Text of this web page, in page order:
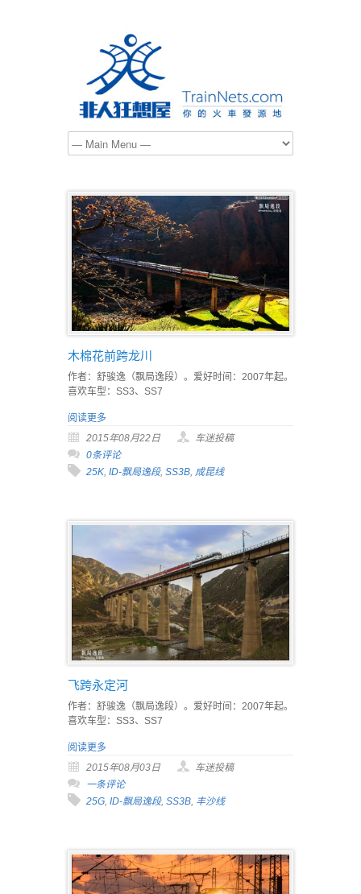
木棉花前跨龙川
作者：舒骏逸（飘局逸段）。爱好时间：2007年起。
喜欢车型：SS3、SS7
阅读更多
2015年08月22日
车迷投稿
0条评论
25K, ID-飘局逸段, SS3B, 成昆线
飞跨永定河
作者：舒骏逸（飘局逸段）。爱好时间：2007年起。
喜欢车型：SS3、SS7
阅读更多
2015年08月03日
车迷投稿
一条评论
25G ID-飘局逸段, SS3B 丰沙线